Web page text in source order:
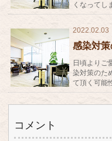
くなってし
2022.02.03
感染対
日頃よりご
染対策のた
て頂く可能
コメント